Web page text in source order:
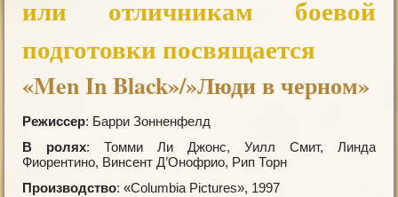
или отличникам боевой
подготовки посвящается
«Men In Black»/»Люди в черном»
Режиссер: Барри Зонненфелд
В ролях: Томми Ли Джонс, Уилл Смит, Линда
Фиорентино, Винсент Д’Онофрио, Рип Торн
Производство: «Columbia Рictures», 1997